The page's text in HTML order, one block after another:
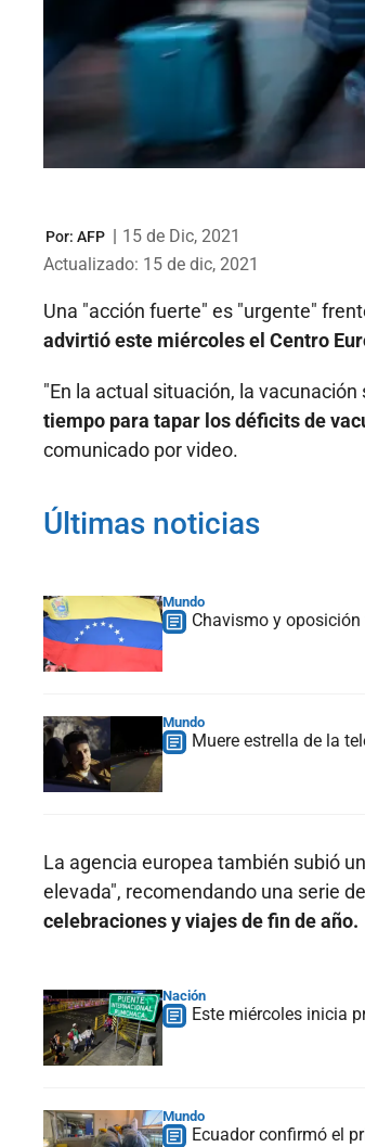
Por: AFP | 15 de Dic, 2021
Actualizado: 15 de dic, 2021
Una "acción fuerte" es "urgente"
advirtió este miércoles el Centro
"En la actual situación, la
tiempo para tapar los déficits de
comunicado por video.
Últimas noticias
Mundo
Chavismo y
Mundo
Muere estrella de la
La agencia europea también subió
elevada", recomendando una serie
celebraciones y viajes de fin de año.
Nación
Este miércoles inicia
Mundo
Ecuador confirmó el